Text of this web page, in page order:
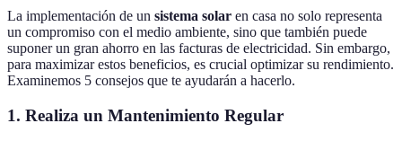
La implementación de un sistema solar en casa no solo representa
un compromiso con el medio ambiente, sino que también puede
suponer un gran ahorro en las facturas de electricidad. Sin embargo,
para maximizar estos beneficios, es crucial optimizar su rendimiento.
Examinemos 5 consejos que te ayudarán a hacerlo.
1. Realiza un Mantenimiento Regular